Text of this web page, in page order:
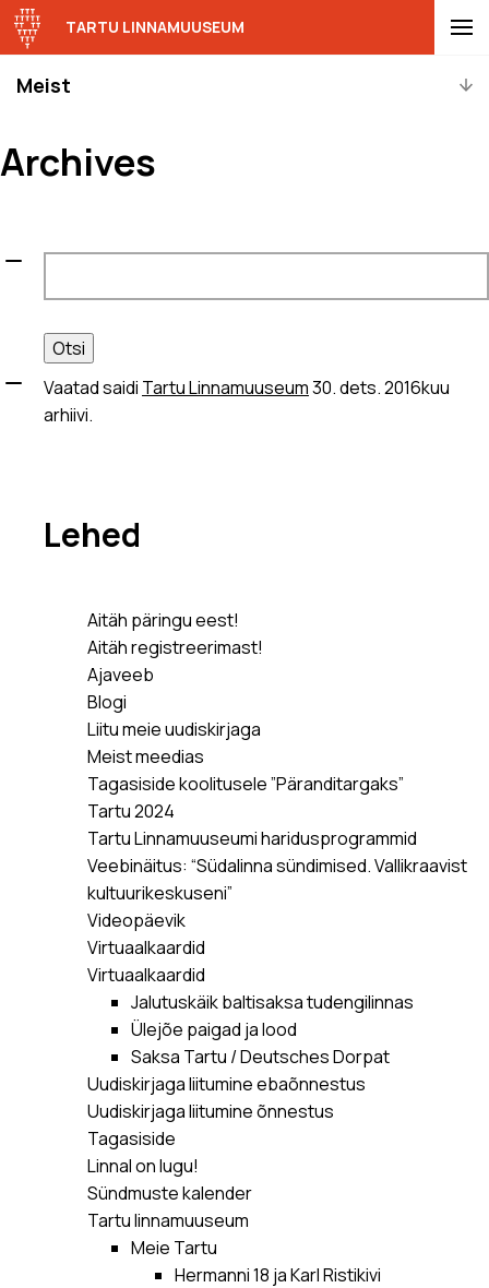
Meist
TARTU LINNAMUUSEUM
Archives
Otsi:
Vaatad saidi Tartu Linnamuuseum30. dets. 2016kuu
arhiivi.
Lehed
Aitäh päringu eest!
Aitäh registreerimast!
Ajaveeb
Blogi
Liitu meie uudiskirjaga
Meist meedias
Tagasiside koolitusele ”Päranditargaks”
Tartu 2024
Tartu Linnamuuseumi haridusprogrammid
Veebinäitus: “Südalinna sündimised. Vallikraavist
kultuurikeskuseni”
Videopäevik
Virtuaalkaardid
Virtuaalkaardid
Jalutuskäik baltisaksa tudengilinnas
Ülejõe paigad ja lood
Saksa Tartu / Deutsches Dorpat
Uudiskirjaga liitumine ebaõnnestus
Uudiskirjaga liitumine õnnestus
Tagasiside
Linnal on lugu!
Sündmuste kalender
Tartu linnamuuseum
Meie Tartu
Hermanni 18 ja Karl Ristikivi